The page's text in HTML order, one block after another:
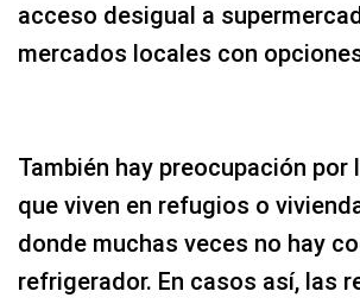
acceso desigual a
mercados locales con
También hay preocupación por
que viven en refugios o
donde muchas veces no hay
refrigerador. En casos así, las